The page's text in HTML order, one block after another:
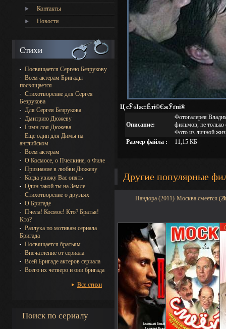
Контакты
Новости
Стихи
Посвящается Сергею Безрукову
Всем актерам Бригады
посвящается
Стихотворение для Сергея
Безрукова
Для Сергея Безрукова
Дмитрию Дюжеву
Гимн лоя Дюжева
Еще один для Димы на
английском
Всем актерам
О Космосе, о Пчелкине, о Филе
Признание в любви Дюжеву
Когда увижу Вас опять
Один такой ты на Земле
Стихотворение о друзьях
О Бригаде
Пчела! Космос! Кто? Братья!
Кто?
Разлука по мотивам сериала
Бригада
Посвящается братьям
Впечатление от сериала
Всей Бригаде актеров сериала
Всего их четверо и они бригада
Все стихи
Поиск по сериалу
Ц сЎ«Іж±Ёті©ЄжЎґпі®
Описание:
Фотогалерея
фильмов, не только
Фото из личной
Размер файла :
11,15 КБ
Другие популярные
Пандора (2011) Москва смеется